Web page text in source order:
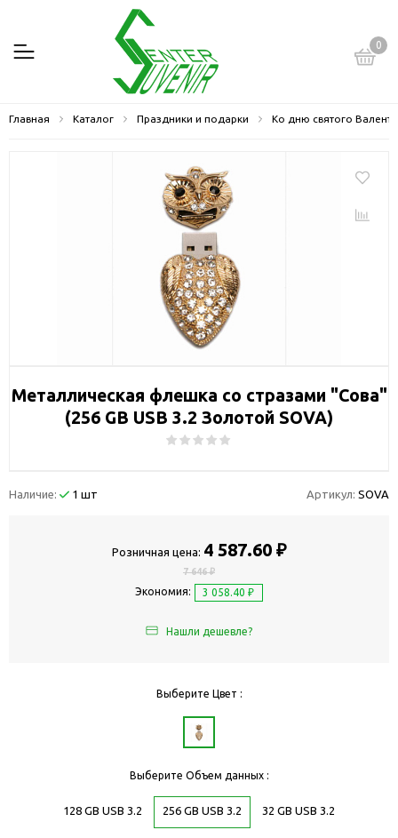
0
Главная Каталог Праздники и подарки Ко дню святого
Металлическая флешка со стразами "Сова"
(256 GB USB 3.2 Золотой SOVA)
Наличие: 1 шт Артикул: SOVA
Розничная цена: 4 587.60 ₽
7 646 ₽
Экономия: 3 058.40 ₽
Нашли дешевле?
Выберите Цвет :
Выберите Объем данных :
128 GB USB 3.2 256 GB USB 3.2 32 GB USB 3.2